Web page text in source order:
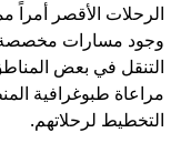
الرحلات الأقصر أمراً
وجود مسارات مخصصة
التنقل في بعض
مراعاة طبوغرافية
التخطيط لرحلاتهم.